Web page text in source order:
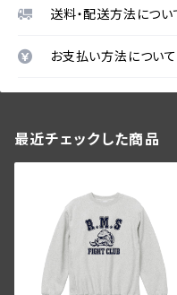
送料・配送方法につい
お支払い方法について
最近チェックした商品